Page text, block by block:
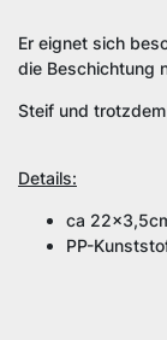
Er eignet sich
die Beschichtung
Steif und
Details:
ca
PP-